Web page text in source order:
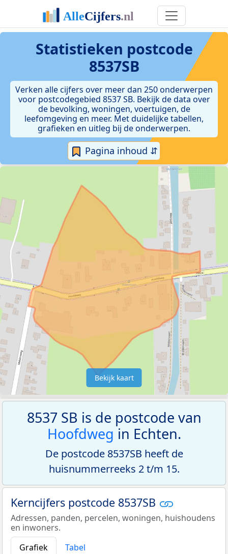
Statistieken postcode
8537SB
Verken alle cijfers over meer dan 250 onderwerpen
voor postcodegebied 8537 SB. Bekijk de data over
de bevolking, woningen, voertuigen, de
leefomgeving en meer. Met duidelijke tabellen,
grafieken en uitleg bij de onderwerpen.
Pagina inhoud ⇵
Bekijk kaart
8537 SB is de postcode van
Hoofdweg in Echten.
De postcode 8537SB heeft de
huisnummerreeks 2 t/m 15.
Kerncijfers postcode 8537SB
Adressen, panden, percelen, woningen, huishoudens
en inwoners.
Grafiek
Tabel